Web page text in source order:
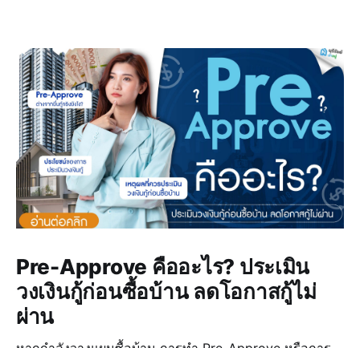
Pre-Approve คืออะไร? ประเมิน
วงเงินกู้ก่อนซื้อบ้าน ลดโอกาสกู้ไม่
ผ่าน